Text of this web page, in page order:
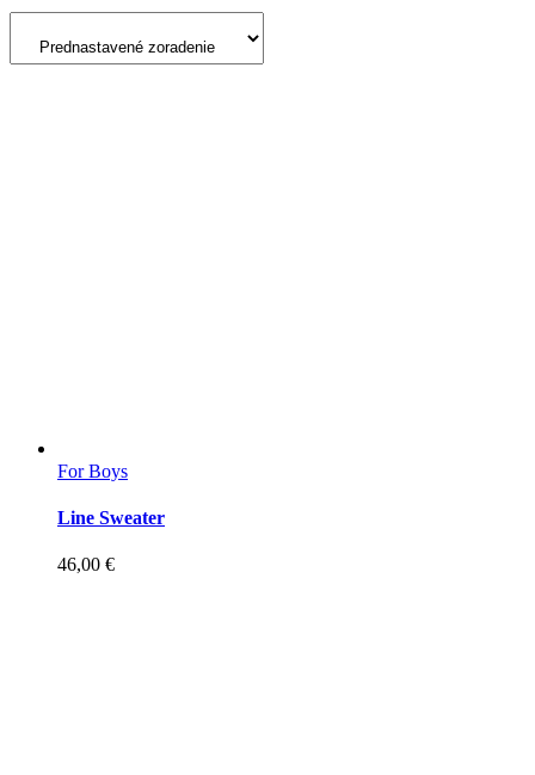
For Boys
Line Sweater
46,00 €